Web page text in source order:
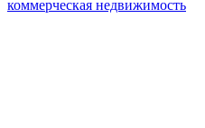
коммерческая недвижимость